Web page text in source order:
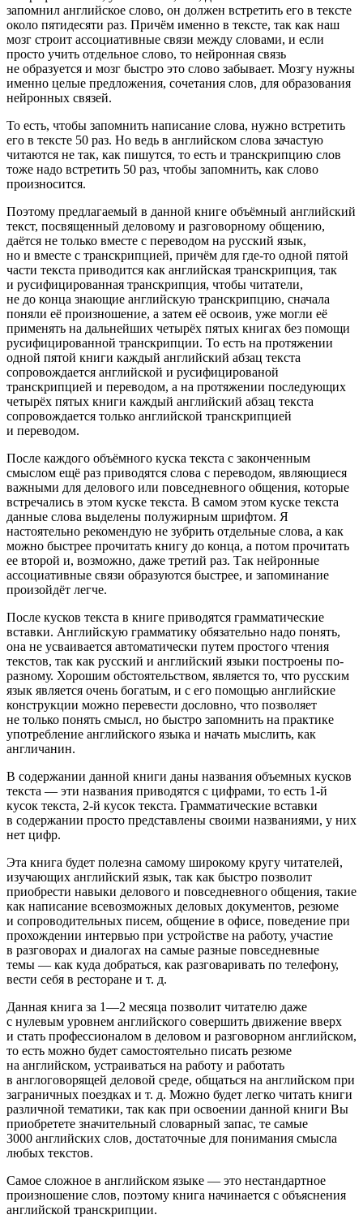
запомнил английское слово, он должен встретить его в тексте
около пятидесяти раз. Причём именно в тексте, так как наш
мозг строит ассоциативные связи между словами, и если
просто учить отдельное слово, то нейронная связь
не образуется и мозг быстро это слово забывает. Мозгу нужны
именно целые предложения, сочетания слов, для образования
нейронных связей.
То есть, чтобы запомнить написание слова, нужно встретить
его в тексте 50 раз. Но ведь в английском слова зачастую
читаются не так, как пишутся, то есть и транскрипцию слов
тоже надо встретить 50 раз, чтобы запомнить, как слово
произносится.
Поэтому предлагаемый в данной книге объёмный английский
текст, посвященный деловому и разговорному общению,
даётся не только вместе с переводом на русский язык,
но и вместе с транскрипцией, причём для где-то одной пятой
части текста приводится как английская транскрипция, так
и русифицированная транскрипция, чтобы читатели,
не до конца знающие английскую транскрипцию, сначала
поняли её произношение, а затем её освоив, уже могли её
применять на дальнейших четырёх пятых книгах без помощи
русифицированной транскрипции. То есть на протяжении
одной пятой книги каждый английский абзац текста
сопровождается английской и русифицированой
транскрипцией и переводом, а на протяжении последующих
четырёх пятых книги каждый английский абзац текста
сопровождается только английской транскрипцией
и переводом.
После каждого объёмного куска текста с законченным
смыслом ещё раз приводятся слова с переводом, являющиеся
важными для делового или повседневного общения, которые
встречались в этом куске текста. В самом этом куске текста
данные слова выделены полужирным шрифтом. Я
настоятельно рекомендую не зубрить отдельные слова, а как
можно быстрее прочитать книгу до конца, а потом прочитать
ее второй и, возможно, даже третий раз. Так нейронные
ассоциативные связи образуются быстрее, и запоминание
произойдёт легче.
После кусков текста в книге приводятся грамматические
вставки. Английскую грамматику обязательно надо понять,
она не усваивается автоматически путем простого чтения
текстов, так как русский и английский языки построены по-
разному. Хорошим обстоятельством, является то, что русским
язык является очень богатым, и с его помощью английские
конструкции можно перевести дословно, что позволяет
не только понять смысл, но быстро запомнить на практике
употребление английского языка и начать мыслить, как
англичанин.
В содержании данной книги даны названия объемных кусков
текста — эти названия приводятся с цифрами, то есть 1-й
кусок текста, 2-й кусок текста. Грамматические вставки
в содержании просто представлены своими названиями, у них
нет цифр.
Эта книга будет полезна самому широкому кругу читателей,
изучающих английский язык, так как быстро позволит
приобрести навыки делового и повседневного общения, такие
как написание всевозможных деловых документов, резюме
и сопроводительных писем, общение в офисе, поведение при
прохождении интервью при устройстве на работу, участие
в разговорах и диалогах на самые разные повседневные
темы — как куда добраться, как разговаривать по телефону,
вести себя в ресторане и т. д.
Данная книга за 1—2 месяца позволит читателю даже
с нулевым уровнем английского совершить движение вверх
и стать профессионалом в деловом и разговорном английском,
то есть можно будет самостоятельно писать резюме
на английском, устраиваться на работу и работать
в англоговорящей деловой среде, общаться на английском при
заграничных поездках и т. д. Можно будет легко читать книги
различной тематики, так как при освоении данной книги Вы
приобретете значительный словарный запас, те самые
3000 английских слов, достаточные для понимания смысла
любых текстов.
Самое сложное в английском языке — это нестандартное
произношение слов, поэтому книга начинается с объяснения
английской транскрипции.